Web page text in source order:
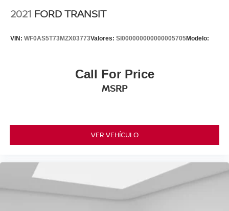
2021 FORD TRANSIT
VIN: WF0AS5T73MZX03773Valores: SI000000000000005705Modelo:
Call For Price
MSRP
VER VEHÍCULO